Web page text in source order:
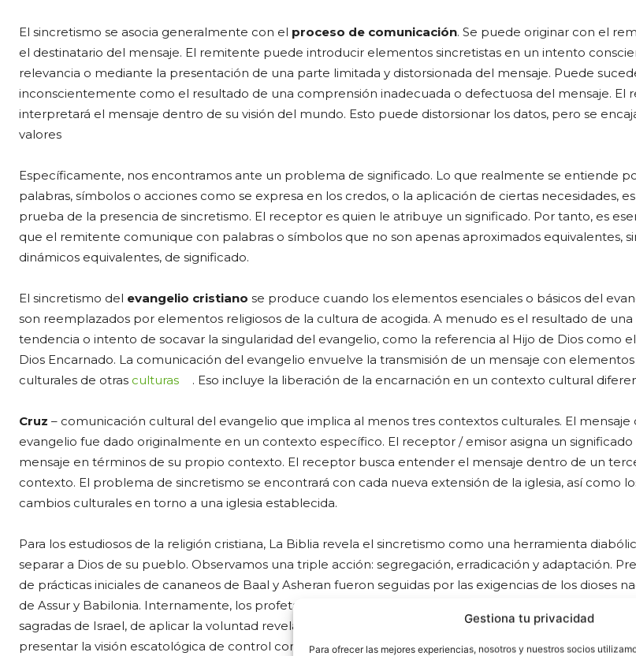
Gestiona tu privacidad
Para ofrecer las mejores experiencias, nosotros y nuestros socios
El sincretismo se asocia generalmente con el proceso de comunicación. Se puede originar con el
el destinatario del mensaje. El remitente puede introducir elementos sincretistas en un intento
relevancia o mediante la presentación de una parte limitada y distorsionada del mensaje. Puede
inconscientemente como el resultado de una comprensión inadecuada o defectuosa del mensaje. El
interpretará el mensaje dentro de su visión del mundo. Esto puede distorsionar los datos, pero se
valores
Específicamente, nos encontramos ante un problema de significado. Lo que realmente se entiende
palabras, símbolos o acciones como se expresa en los credos, o la aplicación de ciertas necesidades,
prueba de la presencia de sincretismo. El receptor es quien le atribuye un significado. Por tanto, es
que el remitente comunique con palabras o símbolos que no son apenas aproximados equivalentes,
dinámicos equivalentes, de significado.
El sincretismo del evangelio cristiano se produce cuando los elementos esenciales o básicos del
son reemplazados por elementos religiosos de la cultura de acogida. A menudo es el resultado de una
tendencia o intento de socavar la singularidad del evangelio, como la referencia al Hijo de Dios como
Dios Encarnado. La comunicación del evangelio envuelve la transmisión de un mensaje con elementos
culturales de otras culturas . Eso incluye la liberación de la encarnación en un contexto cultural
Cruz – comunicación cultural del evangelio que implica al menos tres contextos culturales. El mensaje
evangelio fue dado originalmente en un contexto específico. El receptor / emisor asigna un significado
mensaje en términos de su propio contexto. El receptor busca entender el mensaje dentro de un
contexto. El problema de sincretismo se encontrará con cada nueva extensión de la iglesia, así como
cambios culturales en torno a una iglesia establecida.
Para los estudiosos de la religión cristiana, La Biblia revela el sincretismo como una herramienta
separar a Dios de su pueblo. Observamos una triple acción: segregación, erradicación y adaptación.
de prácticas iniciales de cananeos de Baal y Asheran fueron seguidas por las exigencias de los dioses
de Assur y Babilonia. Internamente, los profetas de Israel intentaron hacer valer la obligatoriedad de
sagradas de Israel, de aplicar la voluntad revelada de Dios para situaciones reales, y con vehemencia a
presentar la visión escatológica de control continuo de Dios, justicia y promesas.